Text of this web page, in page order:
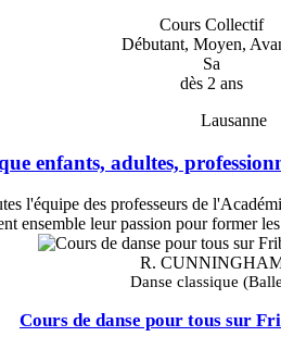
Cours Collectif
Débutant, Moyen,
Sa
dès 2 ans
Lausanne
enfants, adultes,
l'équipe des professeurs de
ensemble leur passion pour former
R.
Danse classique
Cours de danse pour tous sur